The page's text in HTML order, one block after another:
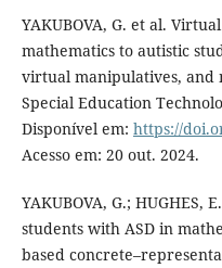
YAKUBOVA, G. et al.
mathematics to autistic
virtual manipulatives, and
Special Education
Disponível em: https://
Acesso em: 20 out. 2024.
YAKUBOVA, G.; HUGHES,
students with ASD in
based